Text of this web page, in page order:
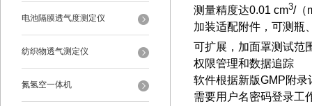
电池隔膜透气度测定仪
纺织物透气测定仪
氮氢空一体机
测量精度达0.01 cm3/（
加装适配附件，可测瓶
可扩展，加面罩测试范
权限管理和数据追踪
软件根据新版GMP附
需要用户名密码登录工